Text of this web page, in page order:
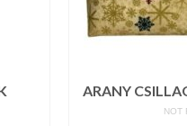
ARANY
NOT